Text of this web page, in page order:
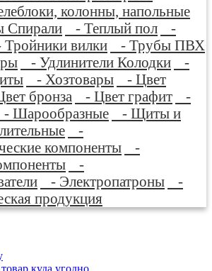
колонны, напольные
Спирали - Теплый пол
-
вилки
- Трубы ПВХ
- Удлинители Колодки
-
- Хозтовары
- Цвет
бронза - Цвет графит
-
- Шарообразные
- Щиты и
-
компоненты
-
-
- Электропатроны
-
продукция
куда угодно